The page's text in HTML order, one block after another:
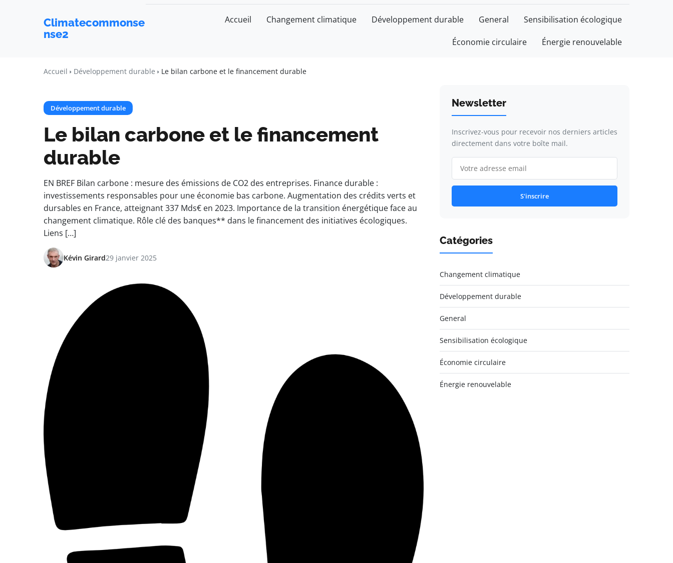
Climatecommonse
nse2
Accueil Changement climatique Développement durable General Sensibilisation écologique
Économie circulaire Énergie renouvelable
Accueil Développement durable Le bilan carbone et le financement durable
Développement durable
Le bilan carbone et le financement
durable
EN BREF Bilan carbone : mesure des émissions de CO2 des entreprises. Finance durable :
investissements responsables pour une économie bas carbone. Augmentation des crédits verts et
dursables en France, atteignant 337 Mds€ en 2023. Importance de la transition énergétique face au
changement climatique. Rôle clé des banques** dans le financement des initiatives écologiques.
Liens […]
Kévin Girard29 janvier 2025
Newsletter
Inscrivez-vous pour recevoir nos derniers articles
directement dans votre boîte mail.
S'inscrire
Catégories
Changement climatique
Développement durable
General
Sensibilisation écologique
Économie circulaire
Énergie renouvelable